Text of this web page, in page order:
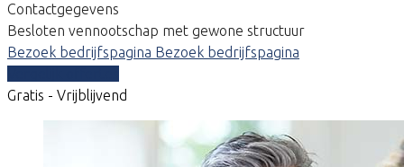
Contactgegevens
Besloten vennootschap met gewone structuur
Bezoek bedrijfspagina Bezoek bedrijfspagina
Gratis - Vrijblijvend